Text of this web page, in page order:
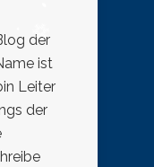
der
ist
Leiter
der